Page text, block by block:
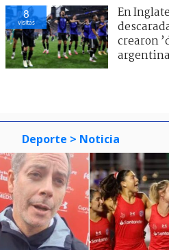
8
visitas
En
crearon
Deporte > Noticia